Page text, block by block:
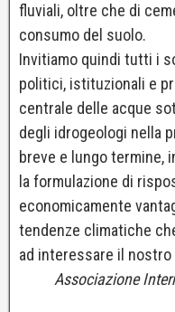
fluviali, oltre che di
consumo del suolo.
Invitiamo quindi tutti i
politici, istituzionali e
centrale delle acque
degli idrogeologi nella
breve e lungo termine,
la formulazione di
economicamente
tendenze climatiche
ad interessare il nostro
Associazione